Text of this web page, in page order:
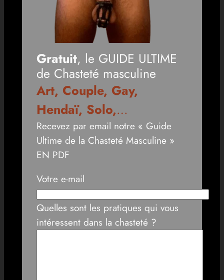
Gratuit, le GUIDE ULTIME
de Chasteté masculine
Art, Couple, Gay,
Hendaï, Solo,…
Recevez par email notre « Guide
Ultime de la Chasteté Masculine »
EN PDF
Votre e-mail
Quelles sont les pratiques qui vous
intéressent dans la chasteté ?